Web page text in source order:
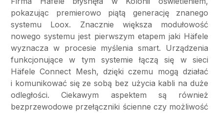
pokazując premierowo piątą generację znanego
systemu Loox. Znacznie większa modułowość
nowego systemu jest pierwszym etapem jaki Häfele
wyznacza w procesie myślenia smart. Urządzenia
funkcjonujące w tym systemie łączą się w sieci
Häfele Connect Mesh, dzięki czemu mogą działać
i komunikować się ze sobą bez użycia kabli na duże
odległości. Ciekawym aspektem są również
bezprzewodowe przełączniki ścienne czy możliwość